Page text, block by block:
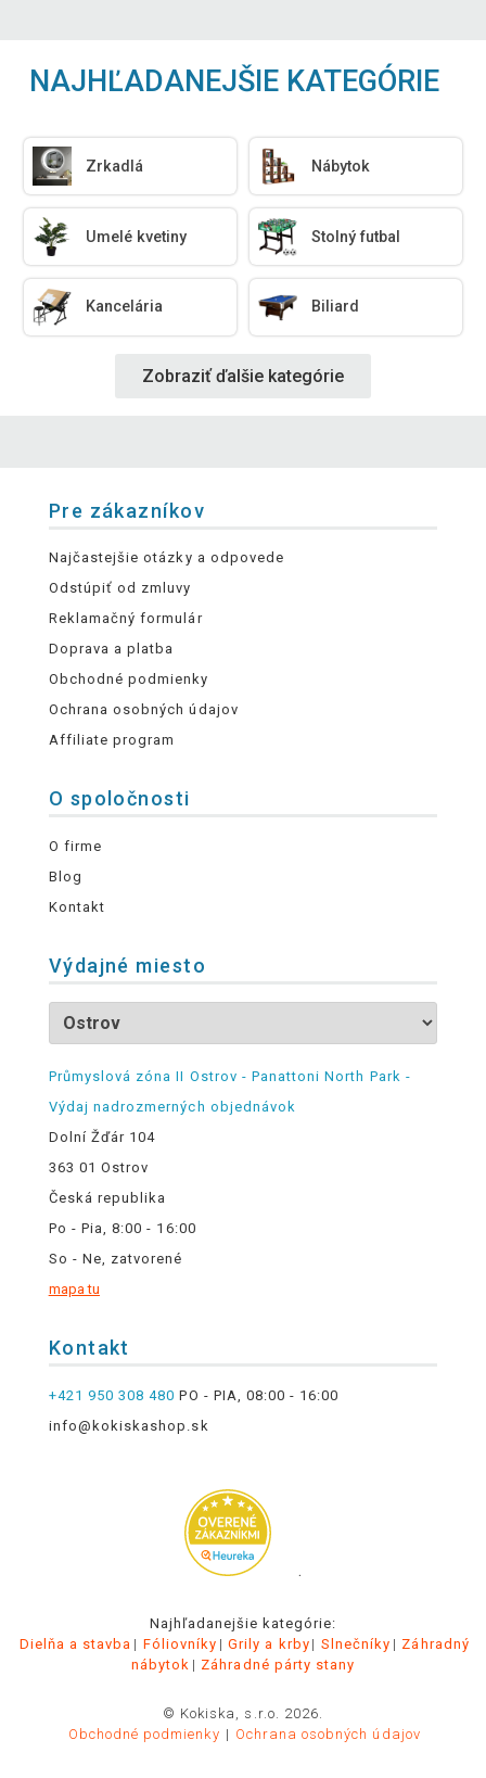
NAJHĽADANEJŠIE KATEGÓRIE
Zrkadlá Nábytok
Umelé kvetiny Stolný futbal
Kancelária Biliard
Zobraziť ďalšie kategórie
Pre zákazníkov
Najčastejšie otázky a odpovede
Odstúpiť od zmluvy
Reklamačný formulár
Doprava a platba
Obchodné podmienky
Ochrana osobných údajov
Affiliate program
O spoločnosti
O firme
Blog
Kontakt
Výdajné miesto
Průmyslová zóna II Ostrov - Panattoni North Park -
Výdaj nadrozmerných objednávok
Dolní Žďár 104
363 01 Ostrov
Česká republika
Po - Pia, 8:00 - 16:00
So - Ne, zatvorené
mapa tu
Kontakt
+421 950 308 480 PO - PIA, 08:00 - 16:00
info@kokiskashop.sk
.
Najhľadanejšie kategórie:
Dielňa a stavba
Fóliovníky Grily a krby Slnečníky
Záhradný
nábytok
Záhradné párty stany
© Kokiska, s.r.o. 2026.
Obchodné podmienky
Ochrana osobných údajov